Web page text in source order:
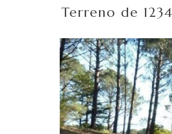
Terreno de